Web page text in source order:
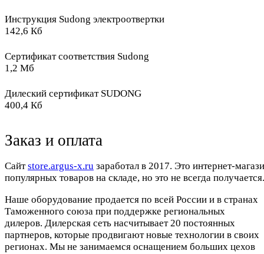
Инструкция Sudong электроотвертки
142,6 Кб
Сертификат соответствия Sudong
1,2 Мб
Дилеский сертификат SUDONG
400,4 Кб
Заказ и оплата
Cайтstore.argus-x.ru заработал в 2017. Это интернет-
популярных товаров на складе, но это не всегда
Наше оборудование продается по всей России и в странах
Таможенного союза при поддержке региональных
дилеров. Дилерская сеть насчитывает 20 постоянных
партнеров, которые продвигают новые технологии в своих
регионах. Мы не занимаемся оснащением больших цехов